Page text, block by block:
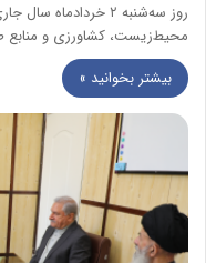
روز سه‌شنبه ۲
محیط‌زیست، کشاورزی و منابع
بیشتر بخوانید »